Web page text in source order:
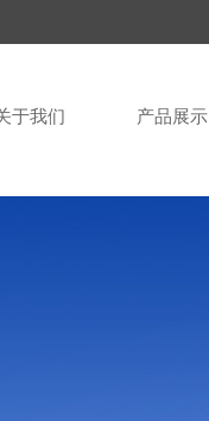
于我们 产品展示